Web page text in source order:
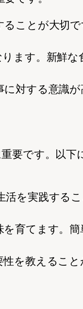
ことが大切
ます。新鮮な
対する意識
要です。以下
を実践する
育てます。
を教えるこ